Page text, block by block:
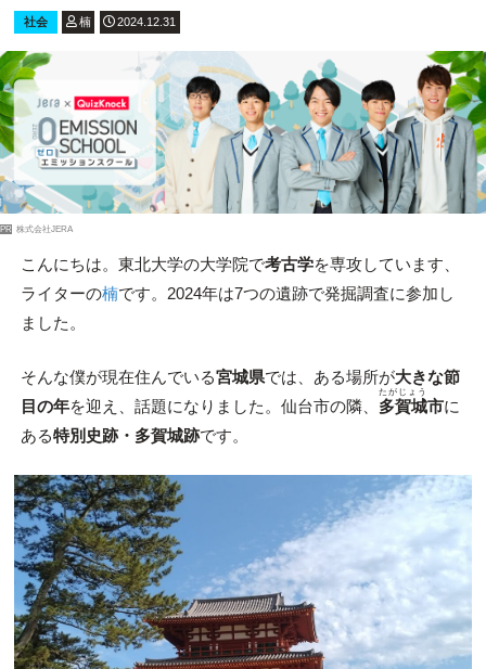
社会 楠 2024.12.31
PR 株式会社JERA
こんにちは。東北大学の大学院で考古学を専攻しています、
ライターの楠です。2024年は7つの遺跡で発掘調査に参加し
ました。
そんな僕が現在住んでいる宮城県では、ある場所が大きな節
目の年を迎え、話題になりました。仙台市の隣、 多賀城
たがじょう
市に
ある特別史跡・多賀城跡です。